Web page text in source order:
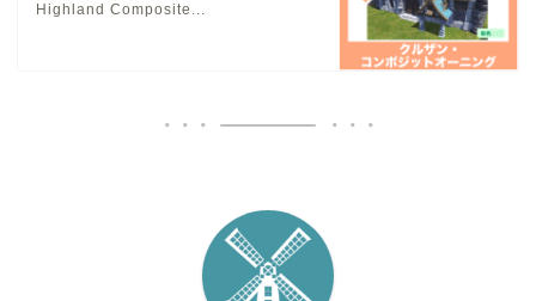
Highland Composite...